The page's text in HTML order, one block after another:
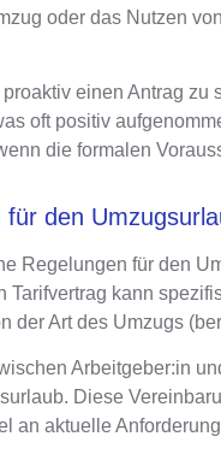
oder das Nutzen
einen Antrag
oft positiv
die formalen
für den
Regelungen für den
Tarifvertrag kann
der Art des Umzugs
Arbeitgeber:in
Diese
an aktuelle